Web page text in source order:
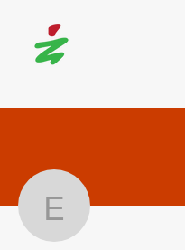
elisa.fiorilli